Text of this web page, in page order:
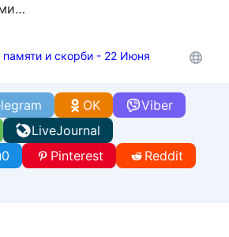
и скорби - 22 Июня
Viber
OK
LiveJournal
0 Pinterest
Reddit